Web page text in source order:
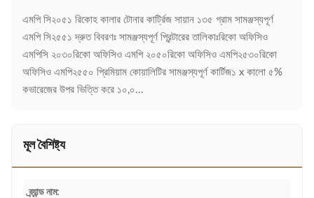
এমপি সি২০৫১ রিকোহ কালার টোনার কার্ট্রিজ সায়ান ১৩৫ গ্রাম সামঞ্জস্যপূর্ণ
এমপি সি২৫৫১ দ্রুত বিবরণঃ সামঞ্জস্যপূর্ণ প্রিন্টারের তালিকাঃরিকো অফিসিও
এমপিসি ২০৩০রিকো অফিসিও এমপি ২০৫০রিকো অফিসিও এমপি২৫৩০রিকো
অফিসিও এমপি২৫৫০ প্রিমিয়াম কোয়ালিটির সামঞ্জস্যপূর্ণ কার্টিজ১ x কালো ৫%
কভারেজের উপর ভিত্তি করে ১০,০...
মূল বৈশিষ্ট্য
ব্র্যান্ড নাম: